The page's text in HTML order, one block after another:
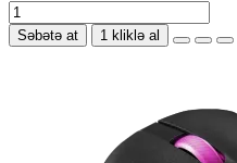
Səbətə at 1 kliklə al